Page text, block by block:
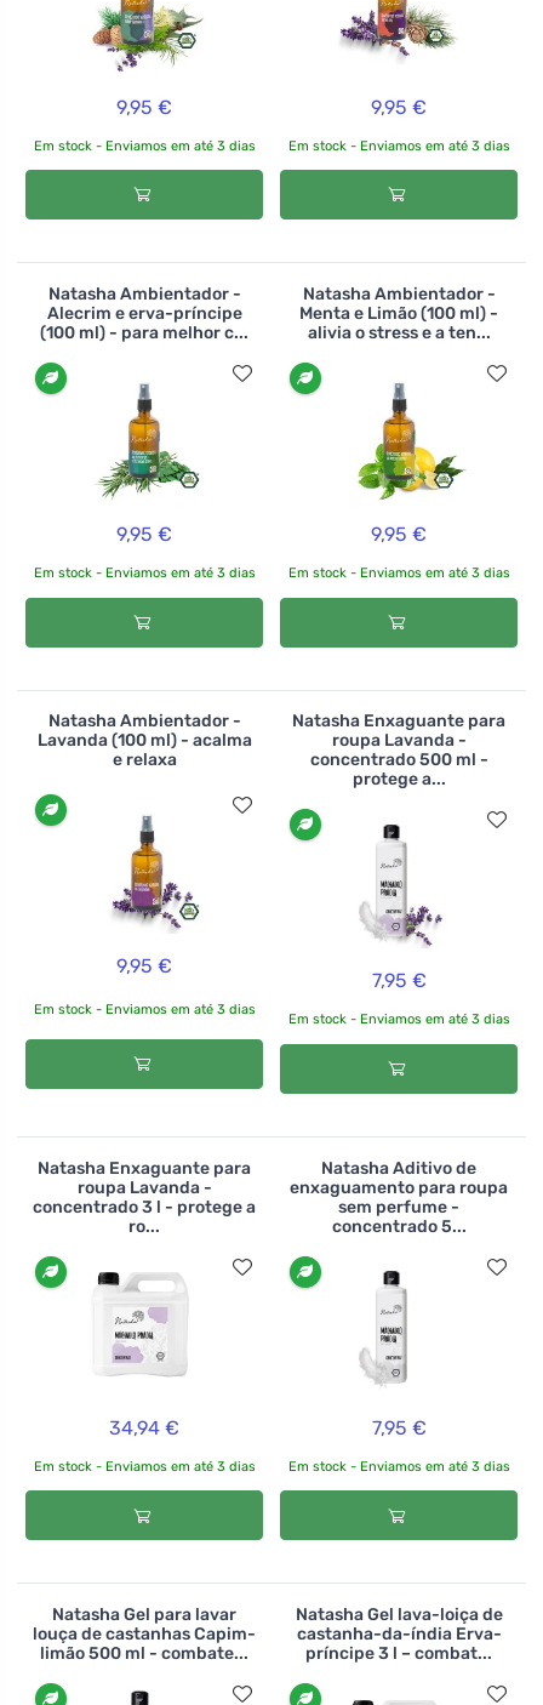
9,95 €
Em stock - Enviamos em até 3 dias
9,95 €
Em stock - Enviamos em até 3 dias
Natasha Ambientador -
Alecrim e erva-príncipe
(100 ml) - para melhor c...
9,95 €
Em stock - Enviamos em até 3 dias
Natasha Ambientador -
Menta e Limão (100 ml) -
alivia o stress e a ten...
9,95 €
Em stock - Enviamos em até 3 dias
Natasha Ambientador -
Lavanda (100 ml) - acalma
e relaxa
9,95 €
Em stock - Enviamos em até 3 dias
Natasha Enxaguante para
roupa Lavanda -
concentrado 500 ml -
protege a...
7,95 €
Em stock - Enviamos em até 3 dias
Natasha Enxaguante para
roupa Lavanda -
concentrado 3 l - protege a
ro...
34,94 €
Em stock - Enviamos em até 3 dias
Natasha Aditivo de
enxaguamento para roupa
sem perfume -
concentrado 5...
7,95 €
Em stock - Enviamos em até 3 dias
Natasha Gel para lavar
louça de castanhas Capim-
limão 500 ml - combate...
Natasha Gel lava-loiça de
castanha-da-índia Erva-
príncipe 3 l – combat...